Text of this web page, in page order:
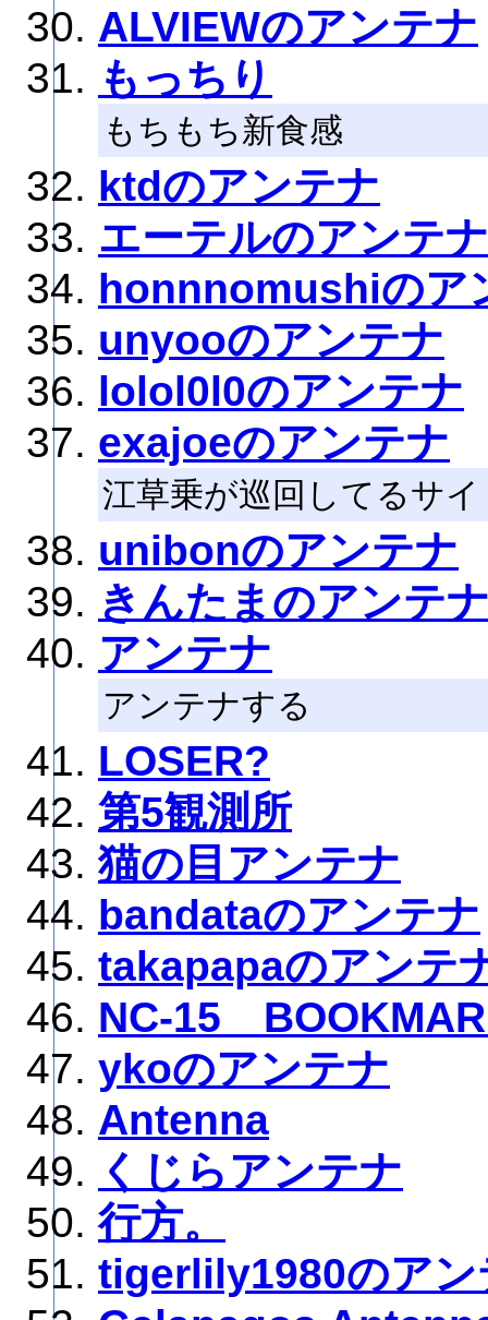
ALVIEWのアンテナ
もっちり
もちもち新食感
ktdのアンテナ
エーテルのアンテナ
honnnomushiのア
unyooのアンテナ
lolol0l0のアンテナ
exajoeのアンテナ
江草乗が巡回してるサ
unibonのアンテナ
きんたまのアンテ
アンテナ
アンテナする
LOSER?
第5観測所
猫の目アンテナ
bandataのアンテナ
takapapaのアンテ
NC-15
ykoのアンテナ
Antenna
くじらアンテナ
行方。
tigerlily1980のアン